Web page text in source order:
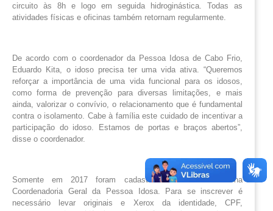
circuito às 8h e logo em seguida hidroginástica. Todas as
atividades físicas e oficinas também retornam regularmente.
De acordo com o coordenador da Pessoa Idosa de Cabo Frio,
Eduardo Kita, o idoso precisa ter uma vida ativa. “Queremos
reforçar a importância de uma vida funcional para os idosos,
como forma de prevenção para diversas limitações, e mais
ainda, valorizar o convívio, o relacionamento que é fundamental
contra o isolamento. Cabe à família este cuidado de incentivar a
participação do idoso. Estamos de portas e braços abertos”,
disse o coordenador.
Somente em 2017 foram cadastrados 1.037 idosos na
Coordenadoria Geral da Pessoa Idosa. Para se inscrever é
necessário levar originais e Xerox da identidade, CPF,